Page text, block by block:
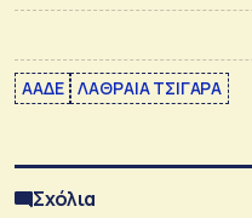
ΑΑΔΕ ΛΑΘΡΑΙΑ ΤΣΙΓΑΡΑ
Σχόλια